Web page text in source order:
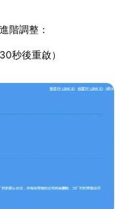
階調整：
秒後重啟）